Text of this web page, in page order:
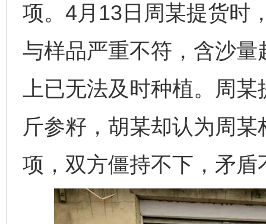
项。4月13日周某提货时
与样品严重不符，含沙
上已无法及时种植。周
斤参籽，胡某却认为周
项，双方僵持不下，矛盾